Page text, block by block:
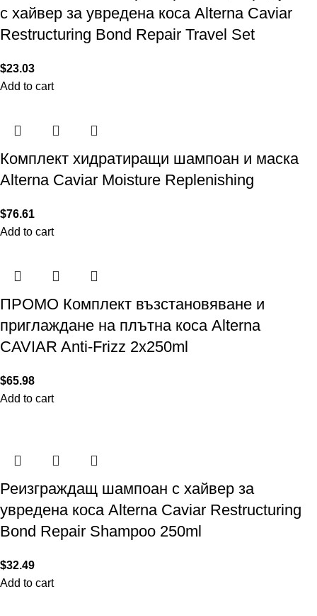
с хайвер за увредена коса Alterna Caviar
Restructuring Bond Repair Travel Set
$23.03
Add to cart
Комплект хидратиращи шампоан и маска
Alterna Caviar Moisture Replenishing
$76.61
Add to cart
ПРОМО Комплект възстановяване и
приглаждане на плътна коса Alterna
CAVIAR Anti-Frizz 2х250ml
$65.98
Add to cart
Реизграждащ шампоан с хайвер за
увредена коса Alterna Caviar Restructuring
Bond Repair Shampoo 250ml
$32.49
Add to cart